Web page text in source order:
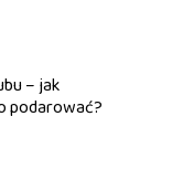
– jak
podarować?